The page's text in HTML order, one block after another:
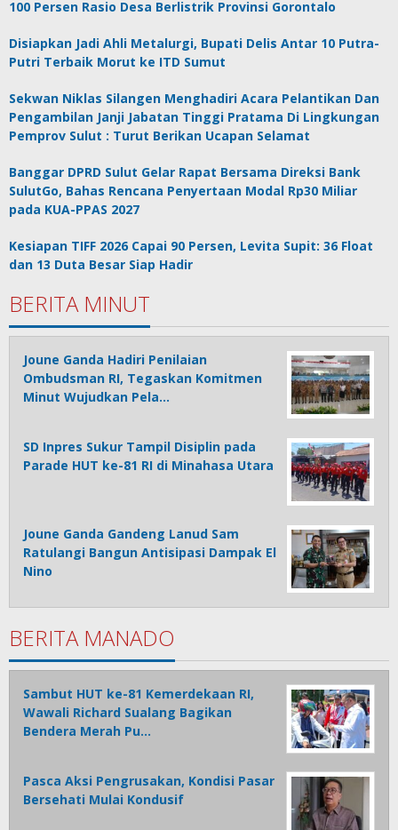
100 Persen Rasio Desa Berlistrik Provinsi Gorontalo
Disiapkan Jadi Ahli Metalurgi, Bupati Delis Antar 10 Putra-
Putri Terbaik Morut ke ITD Sumut
Sekwan Niklas Silangen Menghadiri Acara Pelantikan Dan
Pengambilan Janji Jabatan Tinggi Pratama Di Lingkungan
Pemprov Sulut : Turut Berikan Ucapan Selamat
Banggar DPRD Sulut Gelar Rapat Bersama Direksi Bank
SulutGo, Bahas Rencana Penyertaan Modal Rp30 Miliar
pada KUA-PPAS 2027
Kesiapan TIFF 2026 Capai 90 Persen, Levita Supit: 36 Float
dan 13 Duta Besar Siap Hadir
BERITA MINUT
Joune Ganda Hadiri Penilaian
Ombudsman RI, Tegaskan Komitmen
Minut Wujudkan Pela…
SD Inpres Sukur Tampil Disiplin pada
Parade HUT ke-81 RI di Minahasa Utara
Joune Ganda Gandeng Lanud Sam
Ratulangi Bangun Antisipasi Dampak El
Nino
BERITA MANADO
Sambut HUT ke-81 Kemerdekaan RI,
Wawali Richard Sualang Bagikan
Bendera Merah Pu…
Pasca Aksi Pengrusakan, Kondisi Pasar
Bersehati Mulai Kondusif